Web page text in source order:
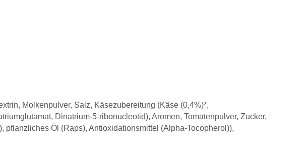
Molkenpulver, Salz, Käsezubereitung (Käse (0,4%)*,
Dinatrium-5-ribonucleotid), Aromen, Tomatenpulver, Zucker,
Öl (Raps), Antioxidationsmittel (Alpha-Tocopherol)),